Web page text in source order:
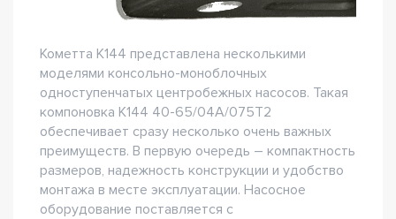
Кометта К144 представлена несколькими
моделями консольно-моноблочных
одноступенчатых центробежных насосов. Такая
компоновка К144 40-65/04А/075Т2
обеспечивает сразу несколько очень важных
преимуществ. В первую очередь – компактность
размеров, надежность конструкции и удобство
монтажа в месте эксплуатации. Насосное
оборудование поставляется с